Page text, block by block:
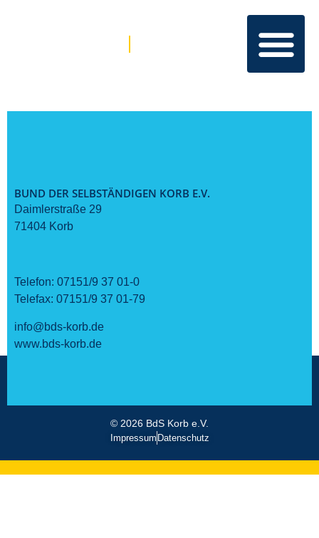
BUND DER SELBSTÄNDIGEN KORB E.V.
Daimlerstraße 29
71404 Korb
Telefon: 07151/9 37 01-0
Telefax: 07151/9 37 01-79
info@bds-korb.de
www.bds-korb.de
© 2026 BdS Korb e.V.
Impressum Datenschutz